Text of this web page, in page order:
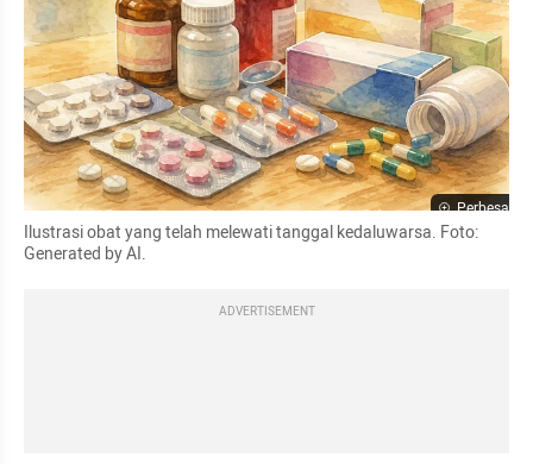
Perbesar
Ilustrasi obat yang telah melewati tanggal kedaluwarsa. Foto:
Generated by AI.
ADVERTISEMENT